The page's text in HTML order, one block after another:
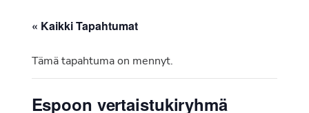
Ry
vuonna
« Kaikki Tapahtumat
Tämä tapahtuma on mennyt.
Espoon vertaistukiryhmä